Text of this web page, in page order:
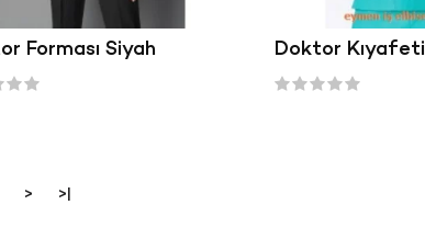
Forması Siyah Doktor Kıyafeti
> >|